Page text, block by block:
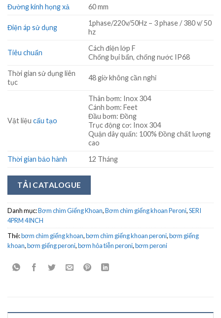
Đường kính họng xả
60 mm
Điện áp sử dụng
1phase/220v/50Hz – 3 phase / 380 v/ 50
hz
Tiêu chuẩn
Cách điện lớp F
Chống bụi bẩn, chống nước IP68
Thời gian sử dụng liên
tục
48 giờ không cần nghỉ
Vật liệu cấu tạo
Thân bơm: Inox 304
Cánh bơm: Feet
Đầu bơm: Đồng
Trục động cơ: Inox 304
Quận dây quấn: 100% Đồng chất lượng
cao
Thời gian bảo hành
12 Tháng
TẢI CATALOGUE
Danh mục:Bơm chìm Giếng Khoan,Bơm chìm giếng khoan Peroni,SERI
4PRM 4INCH
Thẻ:bơm chìm giếng khoan,bơm chìm giếng khoan peroni,bơm giếng
khoan,bơm giếng peroni,bơm hỏa tiễn peroni,bơm peroni